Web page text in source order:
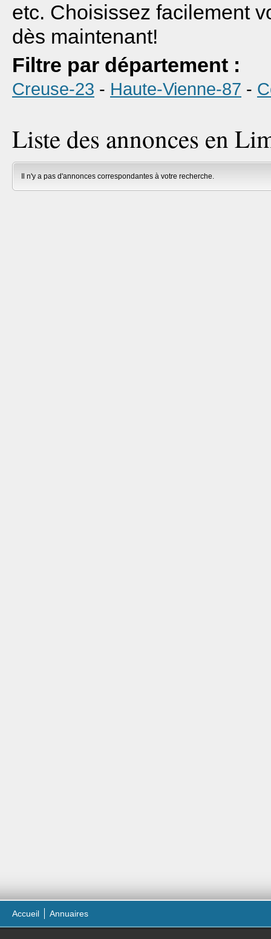
etc. Choisissez facilement
dès maintenant!
Filtre par département :
Creuse-23 - Haute-Vienne-87 -
Liste des annonces en
Il n'y a pas d'annonces correspondantes à votre recherche.
Accueil Annuaires